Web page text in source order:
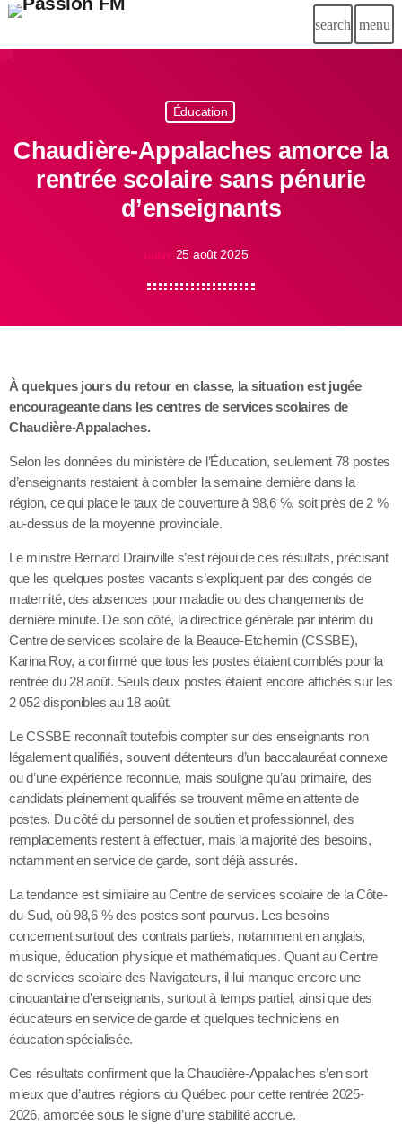
search menu
Éducation
Chaudière-Appalaches amorce la
rentrée scolaire sans pénurie
d’enseignants
today 25 août 2025
À quelques jours du retour en classe, la situation est jugée
encourageante dans les centres de services scolaires de
Chaudière-Appalaches.
Selon les données du ministère de l’Éducation, seulement 78 postes
d’enseignants restaient à combler la semaine dernière dans la
région, ce qui place le taux de couverture à 98,6 %, soit près de 2 %
au-dessus de la moyenne provinciale.
Le ministre Bernard Drainville s’est réjoui de ces résultats, précisant
que les quelques postes vacants s’expliquent par des congés de
maternité, des absences pour maladie ou des changements de
dernière minute. De son côté, la directrice générale par intérim du
Centre de services scolaire de la Beauce-Etchemin (CSSBE),
Karina Roy, a confirmé que tous les postes étaient comblés pour la
rentrée du 28 août. Seuls deux postes étaient encore affichés sur les
2 052 disponibles au 18 août.
Le CSSBE reconnaît toutefois compter sur des enseignants non
légalement qualifiés, souvent détenteurs d’un baccalauréat connexe
ou d’une expérience reconnue, mais souligne qu’au primaire, des
candidats pleinement qualifiés se trouvent même en attente de
postes. Du côté du personnel de soutien et professionnel, des
remplacements restent à effectuer, mais la majorité des besoins,
notamment en service de garde, sont déjà assurés.
La tendance est similaire au Centre de services scolaire de la Côte-
du-Sud, où 98,6 % des postes sont pourvus. Les besoins
concernent surtout des contrats partiels, notamment en anglais,
musique, éducation physique et mathématiques. Quant au Centre
de services scolaire des Navigateurs, il lui manque encore une
cinquantaine d’enseignants, surtout à temps partiel, ainsi que des
éducateurs en service de garde et quelques techniciens en
éducation spécialisée.
Ces résultats confirment que la Chaudière-Appalaches s’en sort
mieux que d’autres régions du Québec pour cette rentrée 2025-
2026, amorcée sous le signe d’une stabilité accrue.